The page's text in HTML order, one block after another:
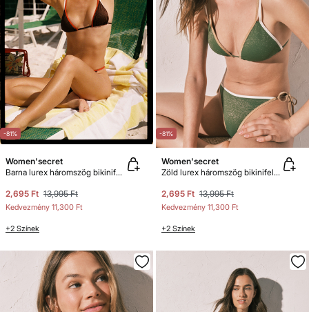
-81%
Women'secret
Barna lurex háromszög bikinifelső
2,695 Ft 13,995 Ft
Kedvezmény 11,300 Ft
+2 Színek
-81%
Women'secret
Zöld lurex háromszög bikinifelső
2,695 Ft 13,995 Ft
Kedvezmény 11,300 Ft
+2 Színek